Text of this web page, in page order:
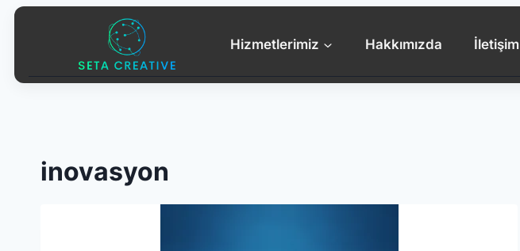
Skip
Hizmetlerimiz Hakkımızda İletişim
inovasyon